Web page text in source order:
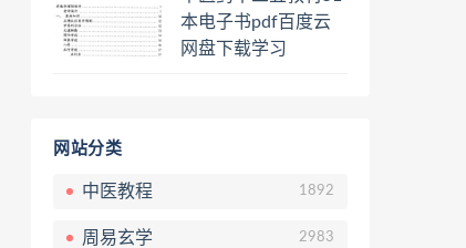
诊私密终身会员百度
网盘共享群
本电子书pdf百度云
网盘下载学习
网站分类
中医教程 1892
周易玄学 2983